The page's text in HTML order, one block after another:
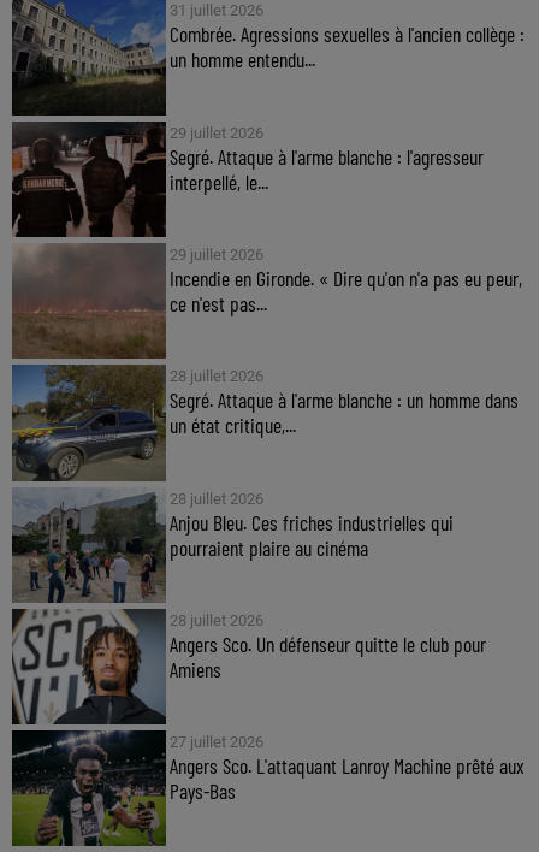
31 juillet 2026
Combrée. Agressions sexuelles à l'ancien collège :
un homme entendu...
29 juillet 2026
Segré. Attaque à l'arme blanche : l'agresseur
interpellé, le...
29 juillet 2026
Incendie en Gironde. « Dire qu'on n'a pas eu peur,
ce n'est pas...
28 juillet 2026
Segré. Attaque à l'arme blanche : un homme dans
un état critique,...
28 juillet 2026
Anjou Bleu. Ces friches industrielles qui
pourraient plaire au cinéma
28 juillet 2026
Angers Sco. Un défenseur quitte le club pour
Amiens
27 juillet 2026
Angers Sco. L'attaquant Lanroy Machine prêté aux
Pays-Bas